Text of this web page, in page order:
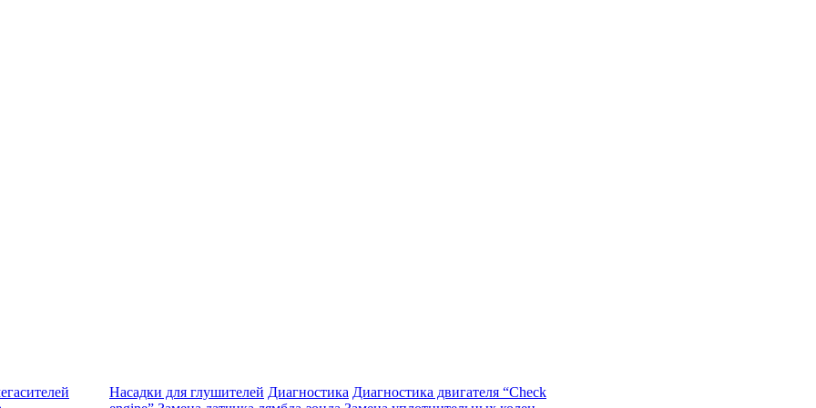
Насадки для глушителей Диагностика Диагностика двигателя “Check